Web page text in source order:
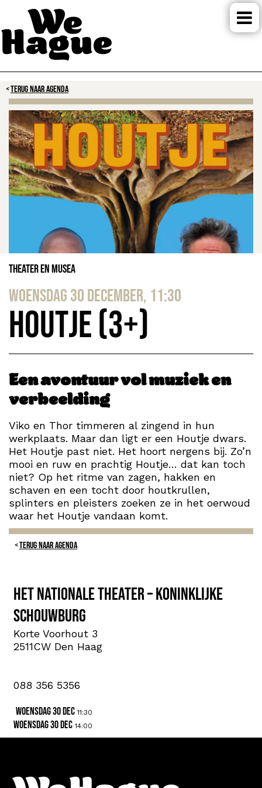
TERUG NAAR AGENDA
Theater en Musea
woensdag 30 december, 11:30
Houtje (3+)
Een avontuur vol muziek en
verbeelding
Viko en Thor timmeren al zingend in hun
werkplaats. Maar dan ligt er een Houtje dwars.
Het Houtje past niet. Het hoort nergens bij. Zo’n
mooi en ruw en prachtig Houtje… dat kan toch
niet? Op het ritme van zagen, hakken en
schaven en een tocht door houtkrullen,
splinters en pleisters zoeken ze in het oerwoud
waar het Houtje vandaan komt.
TERUG NAAR AGENDA
Het Nationale Theater – Koninklijke
Schouwburg
Korte Voorhout 3
2511CW Den Haag
088 356 5356
woensdag 30 dec 11:30
woensdag 30 dec 14:00